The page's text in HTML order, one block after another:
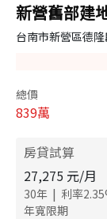
新營舊部建
台南市新營區德
總價
839萬
房貸試算
27,275 元/月
30年 | 利率2.35
年寬限期